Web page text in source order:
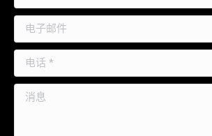
电子邮件
电话 *
消息